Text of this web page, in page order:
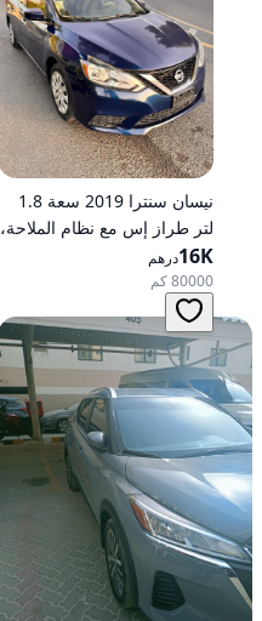
نيسان سنترا 2019 سعة 1.8
لتر طراز إس مع نظام الملاحة،
تعمل بالبنزين، ناقل حركة
أوتوماتيكي، دفع أمامي
16Kدرهم
80000 كم